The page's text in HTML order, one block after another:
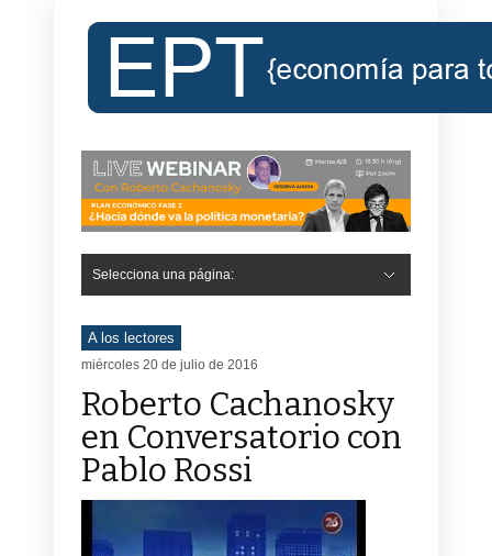
Selecciona una página:
A los lectores
miércoles 20 de julio de 2016
Roberto Cachanosky
en Conversatorio con
Pablo Rossi